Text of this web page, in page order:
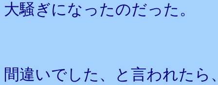
大騒ぎになったのだった。
間違いでした、と言われた